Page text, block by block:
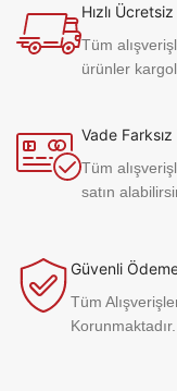
Hızlı
Tüm
ürünler
Vade
Tüm
satın
Güvenli
Tüm
Korunmaktadır.